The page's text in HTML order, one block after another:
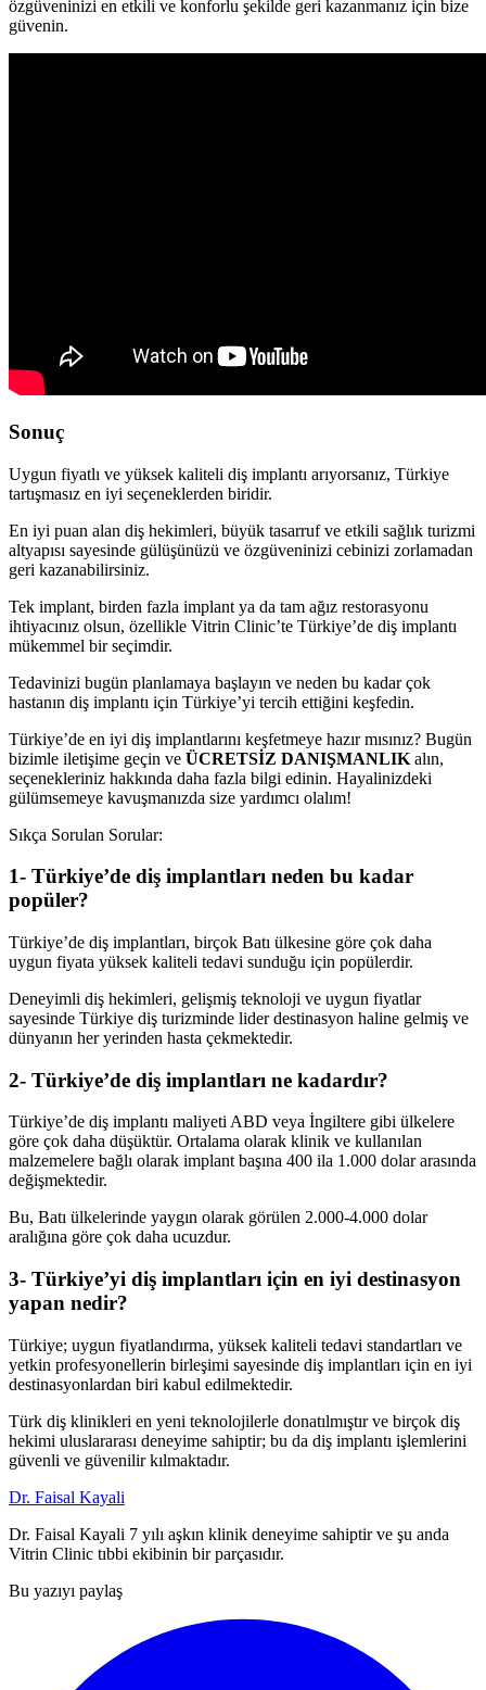
özgüveninizi en etkili ve konforlu şekilde geri kazanmanız için bize
güvenin.
Sonuç
Uygun fiyatlı ve yüksek kaliteli diş implantı arıyorsanız, Türkiye
tartışmasız en iyi seçeneklerden biridir.
En iyi puan alan diş hekimleri, büyük tasarruf ve etkili sağlık turizmi
altyapısı sayesinde gülüşünüzü ve özgüveninizi cebinizi zorlamadan
geri kazanabilirsiniz.
Tek implant, birden fazla implant ya da tam ağız restorasyonu
ihtiyacınız olsun, özellikle Vitrin Clinic’te Türkiye’de diş implantı
mükemmel bir seçimdir.
Tedavinizi bugün planlamaya başlayın ve neden bu kadar çok
hastanın diş implantı için Türkiye’yi tercih ettiğini keşfedin.
Türkiye’de en iyi diş implantlarını keşfetmeye hazır mısınız? Bugün
bizimle iletişime geçin ve ÜCRETSİZ DANIŞMANLIK alın,
seçenekleriniz hakkında daha fazla bilgi edinin. Hayalinizdeki
gülümsemeye kavuşmanızda size yardımcı olalım!
Sıkça Sorulan Sorular:
1- Türkiye’de diş implantları neden bu kadar
popüler?
Türkiye’de diş implantları, birçok Batı ülkesine göre çok daha
uygun fiyata yüksek kaliteli tedavi sunduğu için popülerdir.
Deneyimli diş hekimleri, gelişmiş teknoloji ve uygun fiyatlar
sayesinde Türkiye diş turizminde lider destinasyon haline gelmiş ve
dünyanın her yerinden hasta çekmektedir.
2- Türkiye’de diş implantları ne kadardır?
Türkiye’de diş implantı maliyeti ABD veya İngiltere gibi ülkelere
göre çok daha düşüktür. Ortalama olarak klinik ve kullanılan
malzemelere bağlı olarak implant başına 400 ila 1.000 dolar arasında
değişmektedir.
Bu, Batı ülkelerinde yaygın olarak görülen 2.000-4.000 dolar
aralığına göre çok daha ucuzdur.
3- Türkiye’yi diş implantları için en iyi destinasyon
yapan nedir?
Türkiye; uygun fiyatlandırma, yüksek kaliteli tedavi standartları ve
yetkin profesyonellerin birleşimi sayesinde diş implantları için en iyi
destinasyonlardan biri kabul edilmektedir.
Türk diş klinikleri en yeni teknolojilerle donatılmıştır ve birçok diş
hekimi uluslararası deneyime sahiptir; bu da diş implantı işlemlerini
güvenli ve güvenilir kılmaktadır.
Dr. Faisal Kayali
Dr. Faisal Kayali 7 yılı aşkın klinik deneyime sahiptir ve şu anda
Vitrin Clinic tıbbi ekibinin bir parçasıdır.
Bu yazıyı paylaş